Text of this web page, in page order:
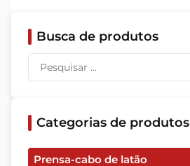
Busca de produtos
Categorias de produtos
Prensa-cabo de latão